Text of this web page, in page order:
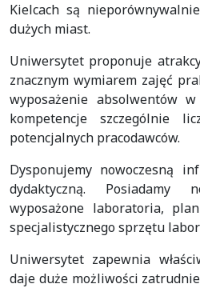
Kielcach są
dużych miast.
Uniwersytet proponuje
znacznym wymiarem zajęć
wyposażenie absolwentów
kompetencje szczególnie
potencjalnych pracodawców.
Dysponujemy nowoczesną
dydaktyczną. Posiadamy
wyposażone laboratoria,
specjalistycznego sprzętu
Uniwersytet zapewnia
daje duże możliwości